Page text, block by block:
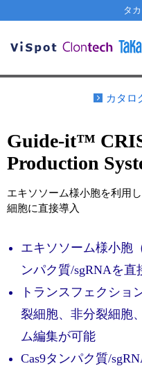
タ
機能解析・サイレンシング
PCR・等温増幅
リアルタイムPCR（qPCR）
装置・ソフトウェア
その他 ライセンスに関する
遺伝子組換え生物該当製品
研究支援ツール
Cut-Site Navigator 制限酵素切
In-Fusion Cloning プライ
抗体検索サイト
リアルタイムPCR （インター
リアルタイムPCR
機器ソフトウェア・ベクタ
実験ガイド
リアルタイムPCR実験ガイ
お
カタロ
Guide-it™
Production
エキソソーム様小胞を利用
細胞に直接導入
エキソソーム様小胞
ンパク質/sgRNAを直
トランスフェクショ
裂細胞、非分裂細胞
ム編集が可能
Cas9タンパク質/